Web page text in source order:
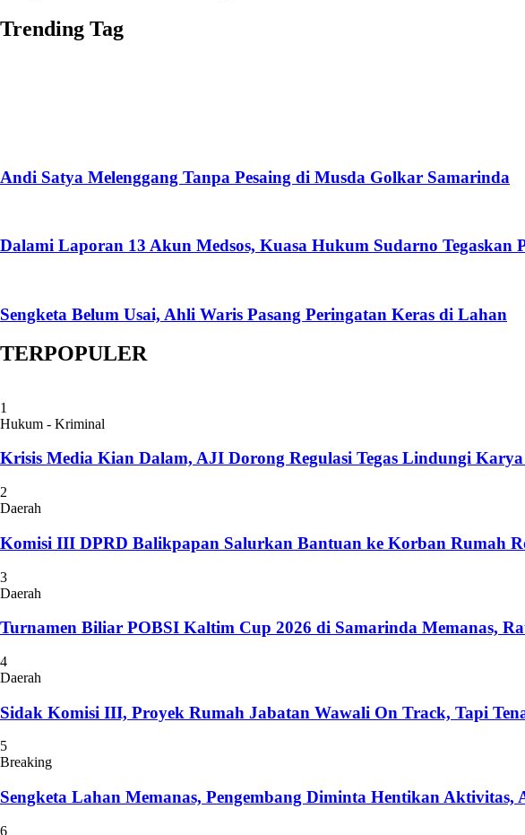
Trending Tag
Andi Satya Melenggang Tanpa Pesaing di Musda Golkar Samarinda
Dalami Laporan 13 Akun Medsos, Kuasa Hukum Sudarno Tegaskan
Sengketa Belum Usai, Ahli Waris Pasang Peringatan Keras di Lahan
TERPOPULER
1
Hukum - Kriminal
Krisis Media Kian Dalam, AJI Dorong Regulasi Tegas Lindungi
2
Daerah
Komisi III DPRD Balikpapan Salurkan Bantuan ke Korban Rumah
3
Daerah
Turnamen Biliar POBSI Kaltim Cup 2026 di Samarinda Memanas,
4
Daerah
Sidak Komisi III, Proyek Rumah Jabatan Wawali On Track, Tapi
5
Breaking
Sengketa Lahan Memanas, Pengembang Diminta Hentikan
6